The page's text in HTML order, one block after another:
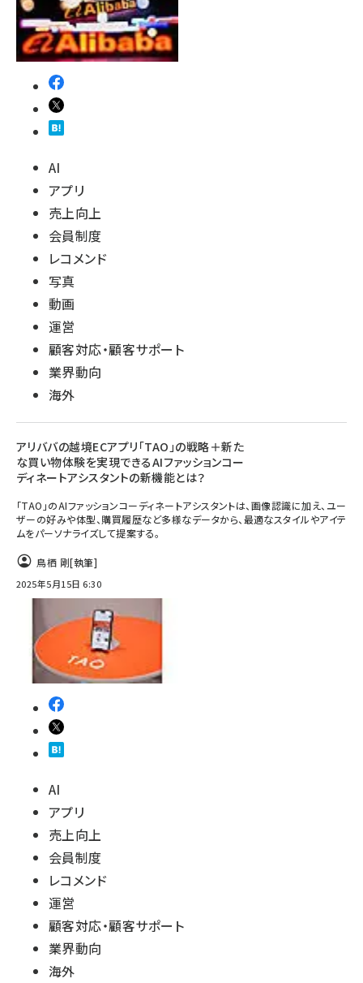
AI
アプリ
売上向上
会員制度
レコメンド
写真
動画
運営
顧客対応・顧客サポート
業界動向
海外
アリババの越境ECアプリ「TAO」の戦略＋新た
な買い物体験を実現できるAIファッションコー
ディネートアシスタントの新機能とは？
「TAO」のAIファッションコーディネートアシスタントは、画像認識に加え、ユー
ザーの好みや体型、購買履歴など多様なデータから、最適なスタイルやアイテ
ムをパーソナライズして提案する。
鳥栖 剛[執筆]
2025年5月15日 6:30
AI
アプリ
売上向上
会員制度
レコメンド
運営
顧客対応・顧客サポート
業界動向
海外